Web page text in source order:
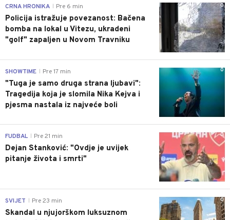
0
CRNA HRONIKA Pre 6 min
Policija istražuje povezanost: Bačena
bomba na lokal u Vitezu, ukradeni
"golf" zapaljen u Novom Travniku
0
SHOWTIME Pre 17 min
"Tuga je samo druga strana ljubavi":
Tragedija koja je slomila Nika Kejva i
pjesma nastala iz najveće boli
0
FUDBAL Pre 21 min
Dejan Stanković: "Ovdje je uvijek
pitanje života i smrti"
0
SVIJET Pre 23 min
Skandal u njujorškom luksuznom